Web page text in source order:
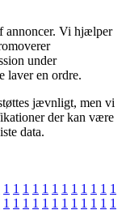
annoncer. Vi hjælper
under
laver en ordre.
jævnligt, men vi
der kan være
data.
1 1 1 1 1 1 1 1 1 1 1 1
1 1 1 1 1 1 1 1 1 1 1 1